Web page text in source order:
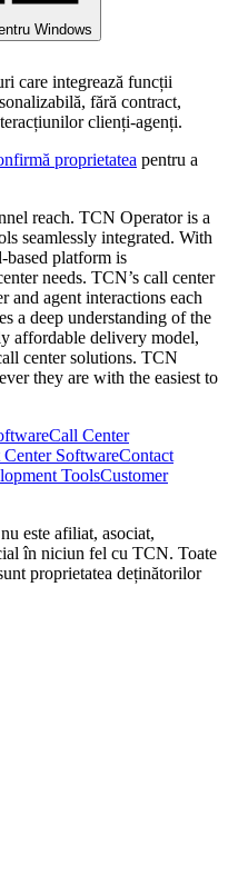
Windows
care integrează funcții
fără contract,
clienți‑agenți.
proprietatea pentru a
reach. TCN Operator is a
seamlessly integrated. With
based platform is
needs. TCN’s call center
and agent interactions each
a deep understanding of the
affordable delivery model,
center solutions. TCN
they are with the easiest to
Call Center
Center SoftwareContact
ToolsCustomer
este afiliat, asociat,
în niciun fel cu TCN. Toate
proprietatea deținătorilor